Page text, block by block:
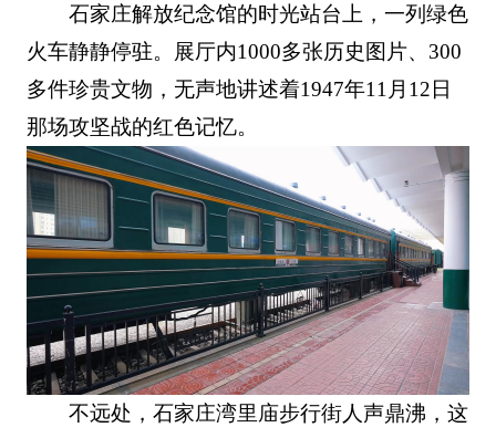
石家庄解放纪念馆的时光站台上，一列绿色
火车静静停驻。展厅内1000多张历史图片、300
多件珍贵文物，无声地讲述着1947年11月12日
那场攻坚战的红色记忆。
不远处，石家庄湾里庙步行街人声鼎沸，这